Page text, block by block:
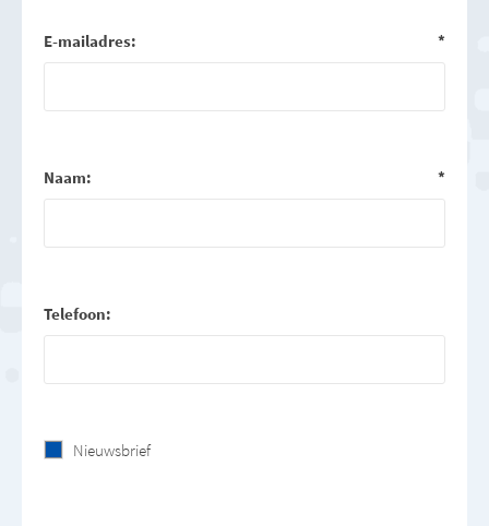
E-mailadres: *
Naam: *
Telefoon:
Nieuwsbrief